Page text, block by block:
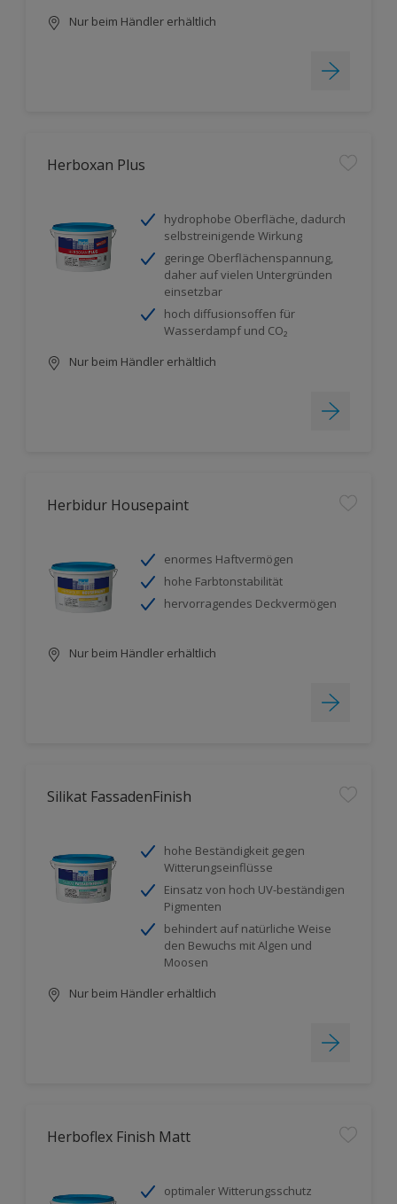
Nur beim Händler erhältlich
Herboxan Plus
hydrophobe Oberfläche, dadurch
selbstreinigende Wirkung
geringe Oberflächenspannung,
daher auf vielen Untergründen
einsetzbar
hoch diffusionsoffen für
Wasserdampf und CO₂
Nur beim Händler erhältlich
Herbidur Housepaint
enormes Haftvermögen
hohe Farbtonstabilität
hervorragendes Deckvermögen
Nur beim Händler erhältlich
Silikat FassadenFinish
hohe Beständigkeit gegen
Witterungseinflüsse
Einsatz von hoch UV-beständigen
Pigmenten
behindert auf natürliche Weise
den Bewuchs mit Algen und
Moosen
Nur beim Händler erhältlich
Herboflex Finish Matt
optimaler Witterungsschutz